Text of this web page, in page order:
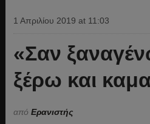
1 Απριλίου 2019 at 11:03
«Σαν
ξέρω και
από Ερανιστής